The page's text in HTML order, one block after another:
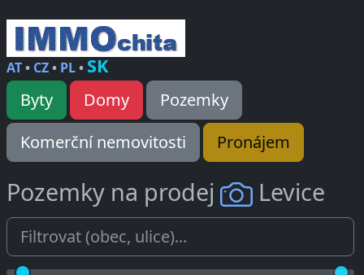
AT• CZ• PL• SK
Byty Domy
Pozemky
Komerční nemovitosti
Pronájem
Pozemky na prodej Levice